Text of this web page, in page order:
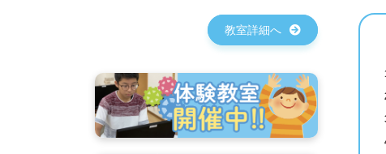
教室詳細へ